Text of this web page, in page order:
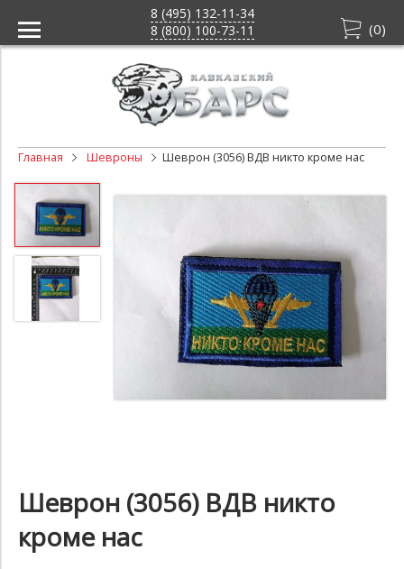
8 (495) 132-11-34
8 (800) 100-73-11
(0)
Главная Шевроны Шеврон (3056) ВДВ никто кроме нас
Шеврон (3056) ВДВ никто
кроме нас